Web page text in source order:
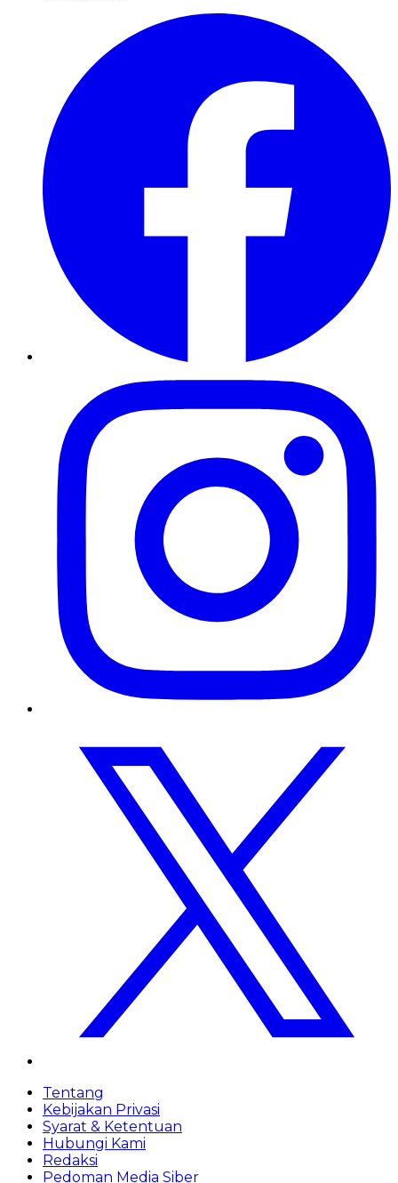
Tentang
Kebijakan Privasi
Syarat & Ketentuan
Hubungi Kami
Redaksi
Pedoman Media Siber